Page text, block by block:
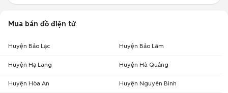
Mua bán đồ điện tử
Huyện Bảo Lạc Huyện Bảo Lâm
Huyện Hạ Lang Huyện Hà Quảng
Huyện Hòa An Huyện Nguyên Bình